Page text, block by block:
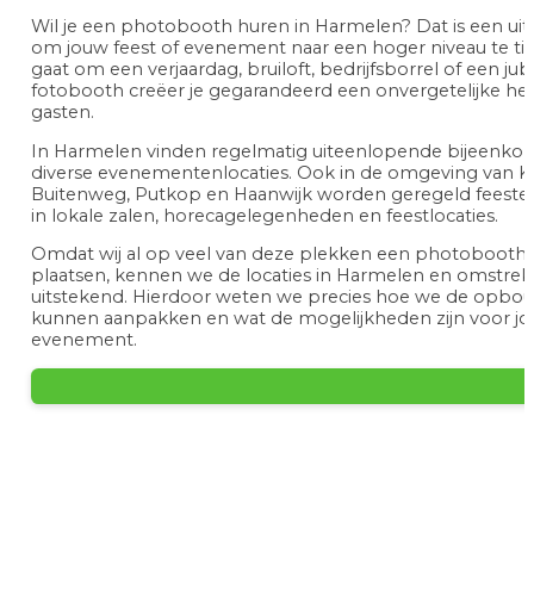
Wil je een photobooth huren in Harmelen? Dat is een
om jouw feest of evenement naar een hoger niveau te
gaat om een verjaardag, bruiloft, bedrijfsborrel of een
fotobooth creëer je gegarandeerd een onvergetelijke
gasten.
In Harmelen vinden regelmatig uiteenlopende
diverse evenementenlocaties. Ook in de omgeving van
Buitenweg, Putkop en Haanwijk worden geregeld
in lokale zalen, horecagelegenheden en feestlocaties.
Omdat wij al op veel van deze plekken een
plaatsen, kennen we de locaties in Harmelen en
uitstekend. Hierdoor weten we precies hoe we de
kunnen aanpakken en wat de mogelijkheden zijn voor
evenement.